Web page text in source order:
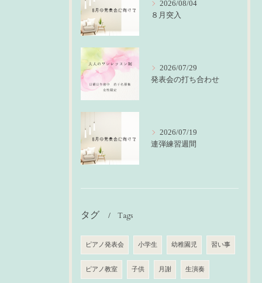
2026/08/04
８月突入
2026/07/29
発表会の打ち合わせ
2026/07/19
連弾練習週間
タグ Tags
ピアノ発表会 小学生 幼稚園児 習い事
ピアノ教室 子供 月謝 生演奏